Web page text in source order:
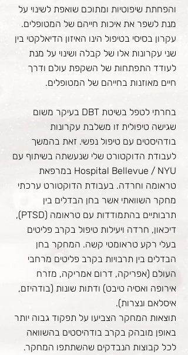
והפחתת שיפוטיות ומתוכם שואפת לשינוי על
מנת לשפר את איכות חייהם של המטופלים.
עקרון בסיסי בטיפול הינו האיזון הדיאלקטי בין
שני עקרונות אלו של קבלה ושינוי על מנת
לעודד התפתחות של השקפת עולם ודרך
חיים מאוזנות בחייהם של המטופלים.
בחרתי לטפל בשיטת DBT בעיקר משום
שגישה טיפולית זו משלבת עקרונות
בודהיסטים עם טיפול נפשי. זאת בהמשך
לעבודת הדוקטורט שלי שנעשתה בשיתוף עם
Hospital Bellevue / NYU במרפאת
טראומה וחרדה. בעבודת הדוקטורט ערכתי
מחקר השוואתי אשר בחן הבדלים בין
תרבותיים בהתמודדות עם טראומה (PTSD),
דיכאון, חרדה ויעילות טיפול בקרב פליטים
בעלי רקע טראומטי קשה. המחקר בחן
הבדלים בין תרבויות בקרב פליטים מרחבי
העולם (אפריקה, דרום אמריקה, מזרח
אירופה ואסיה טיבט) ודתות שונות (בודהיזם,
איסלאם ונצרות).
תוצאות המחקר הצביעו על תפקוד גבוה יותר
באופן מובהק בקרב בודהיסטים בהשוואה
לכל קבוצות הנבדקים שהשתתפו המחקר.